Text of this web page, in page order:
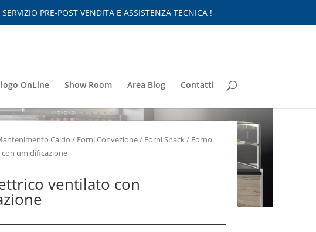
PRE-POST VENDITA E ASSISTENZA TECNICA !
OnLine Show Room Area Blog Contatti
Caldo / Forni Convezione/ Forni Snack/ Forno
umidificazione
ventilato con